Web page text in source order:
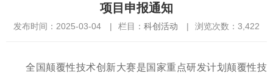
项目申报通知
发布时间：2025-03-04 | 栏目： 科创活动 | 浏览次数： 3,422
全国颠覆性技术创新大赛是国家重点研发计划颠覆性技